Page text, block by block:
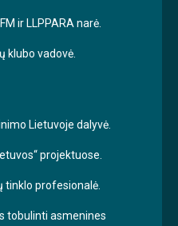
ir LLPPARA narė.
klubo vadovė.
Lietuvoje dalyvė.
projektuose.
tinklo profesionalė.
tobulinti asmenines